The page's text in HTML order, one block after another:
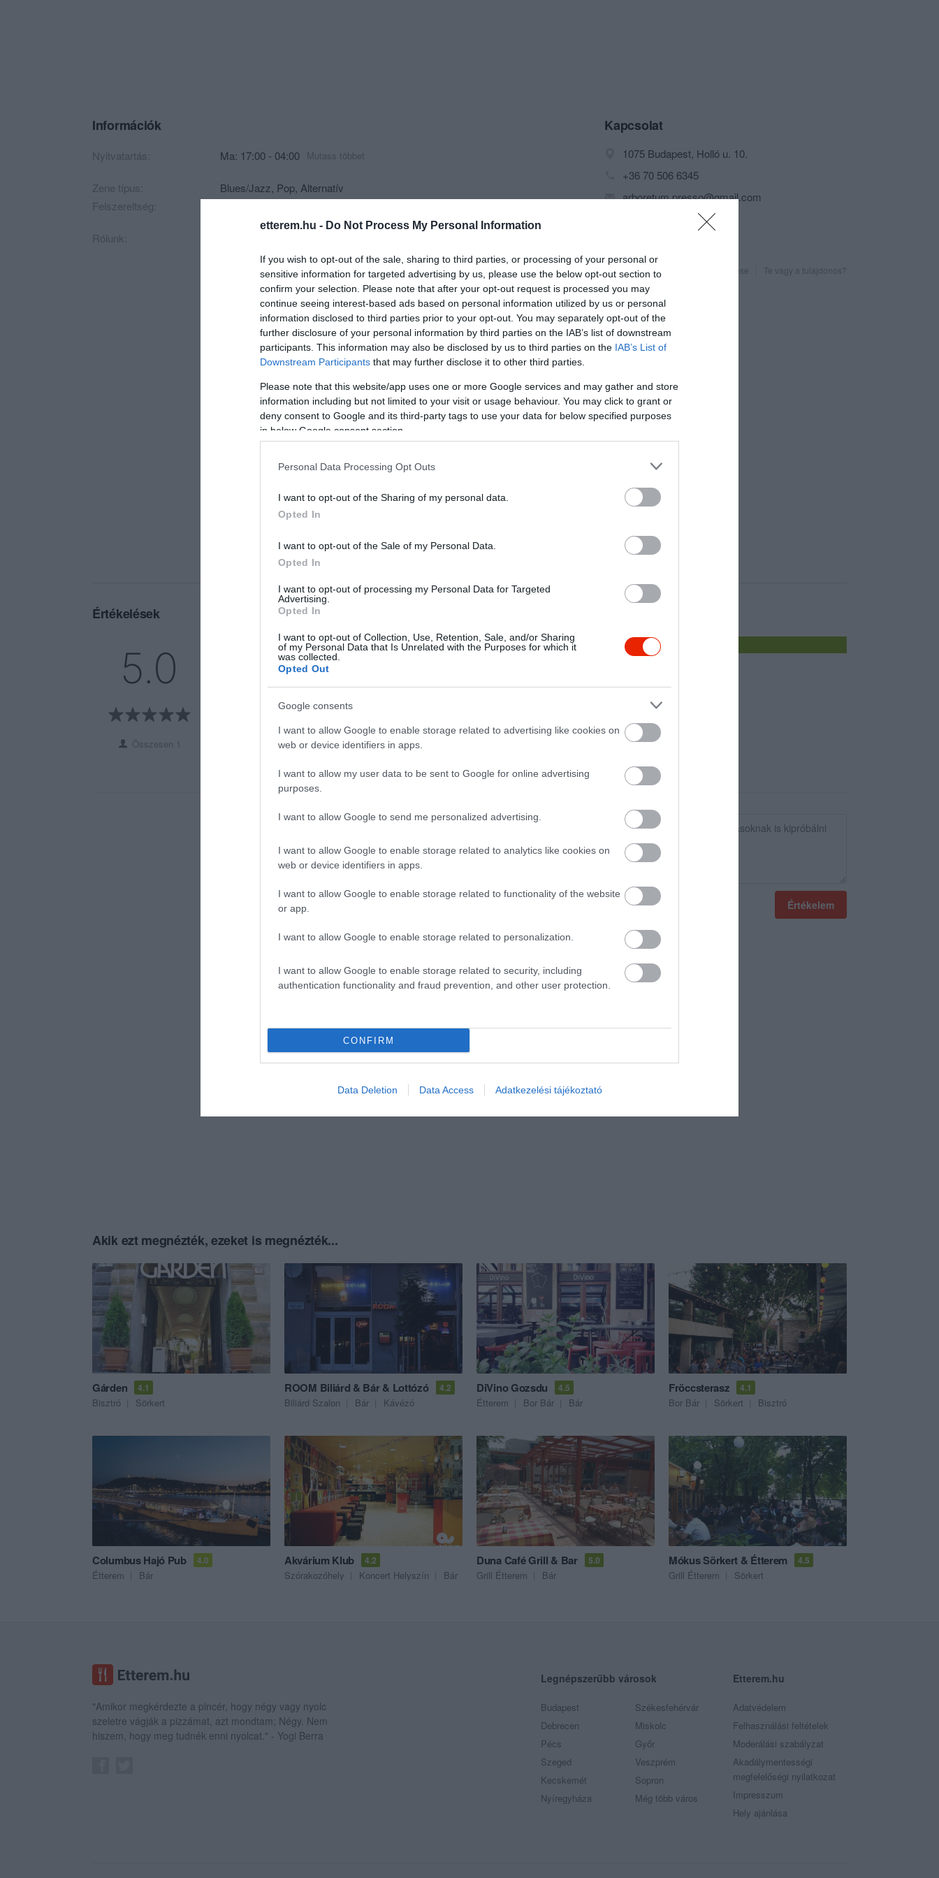
etterem.hu - Do Not Process My Personal Information
If you wish to opt-out of the sale, sharing to third parties, or processing of your personal or
sensitive information for targeted advertising by us, please use the below opt-out section to
confirm your selection. Please note that after your opt-out request is processed you may
continue seeing interest-based ads based on personal information utilized by us or personal
information disclosed to third parties prior to your opt-out. You may separately opt-out of the
further disclosure of your personal information by third parties on the IAB’s list of downstream
participants. This information may also be disclosed by us to third parties on the IAB’s List of
Downstream Participants that may further disclose it to other third parties.
Please note that this website/app uses one or more Google services and may gather and store
information including but not limited to your visit or usage behaviour. You may click to grant or
deny consent to Google and its third-party tags to use your data for below specified purposes
in below Google consent section.
Personal Data Processing Opt Outs
I want to opt-out of the Sharing of my personal data.
Opted In
I want to opt-out of the Sale of my Personal Data.
Opted In
I want to opt-out of processing my Personal Data for Targeted
Advertising.
Opted In
I want to opt-out of Collection, Use, Retention, Sale, and/or Sharing
of my Personal Data that Is Unrelated with the Purposes for which it
was collected.
Opted Out
Google consents
I want to allow Google to enable storage related to advertising like cookies on
web or device identifiers in apps.
I want to allow my user data to be sent to Google for online advertising
purposes.
I want to allow Google to send me personalized advertising.
I want to allow Google to enable storage related to analytics like cookies on
web or device identifiers in apps.
I want to allow Google to enable storage related to functionality of the website
or app.
I want to allow Google to enable storage related to personalization.
I want to allow Google to enable storage related to security, including
authentication functionality and fraud prevention, and other user protection.
CONFIRM
Data Deletion Data Access Adatkezelési tájékoztató
Információk
Nyitvatartás: Ma: 17:00 - 04:00 Mutass többet
Zene típus:
Blues/Jazz, Pop, Alternatív
Felszereltség:
Rólunk:
Kapcsolat
1075 Budapest, Holló u. 10.
+36 70 506 6345
arboretum.presso@gmail.com
www.bananfa.hu
Probléma jelentése Te vagy a tulajdonos?
Értékelések
5.0
Összesen 1
Értékelem
Akik ezt megnézték, ezeket is megnézték...
Gárden 4.1
Bisztró Sörkert
ROOM Biliárd & Bár & Lottózó 4.2
Biliárd Szalon Bár Kávézó
DiVino Gozsdu 4.5
Étterem Bor Bár Bár
Fröccsterasz 4.1
Bor Bár Sörkert Bisztró
Columbus Hajó Pub 4.0
Étterem Bár
Akvárium Klub 4.2
Szórakozóhely Koncert Helyszín Bár
Duna Café Grill & Bar 5.0
Grill Étterem Bár
Mókus Sörkert & Étterem 4.5
Grill Étterem Sörkert
"Amikor megkérdezte a pincér, hogy négy vagy nyolc
szeletre vágják a pizzámat, azt mondtam; Négy. Nem
hiszem, hogy meg tudnék enni nyolcat." - Yogi Berra
Legnépszerűbb városok
Budapest
Debrecen
Pécs
Szeged
Kecskemét
Nyíregyháza
Székesfehérvár
Miskolc
Győr
Veszprém
Sopron
Még több város
Etterem.hu
Adatvédelem
Felhasználási feltételek
Moderálási szabályzat
Akadálymentességi
megfelelőségi nyilatkozat
Impresszum
Hely ajánlása